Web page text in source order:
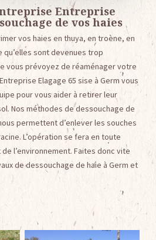
Entreprise
de vos haies
vos haies en thuya, en troène, en
sont devenues trop
vous prévoyez de réaménager votre
Elagage 65 sise à Germ vous
pour vous aider à retirer leur
Nos méthodes de dessouchage de
permettent d’enlever les souches
L’opération se fera en toute
l’environnement. Faites donc vite
de dessouchage de haie à Germ et